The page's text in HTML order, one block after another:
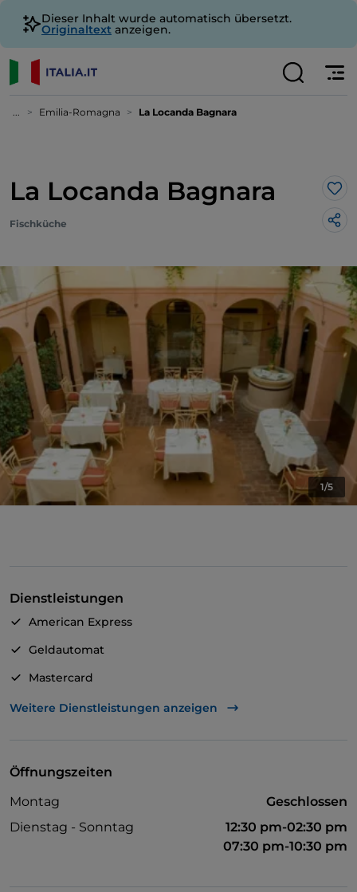
Dieser Inhalt wurde automatisch übersetzt.
Originaltext anzeigen.
... Emilia-Romagna La Locanda Bagnara
La Locanda Bagnara
Fischküche
1/5
Dienstleistungen
American Express
Geldautomat
Mastercard
TheFork PAY
Weitere Dienstleistungen anzeigen
Öffnungszeiten
Montag
Geschlossen
Dienstag - Sonntag
12:30 pm-02:30 pm
07:30 pm-10:30 pm